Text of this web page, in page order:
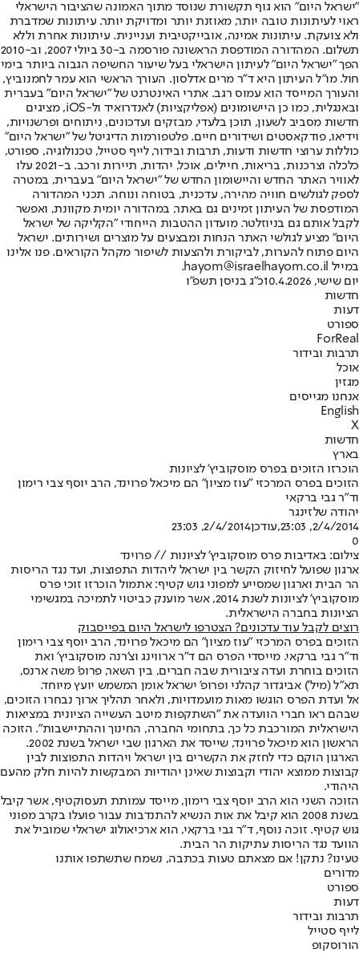
"ישראל היום" הוא גוף תקשורת שנוסד מתוך האמונה שהציבור הישראלי
ראוי לעיתונות טובה יותר, מאוזנת יותר ומדויקת יותר. עיתונות שמדברת
ולא צועקת. עיתונות אמינה, אובייקטיבית ועניינית. עיתונות אחרת וללא
תשלום. המהדורה המודפסת הראשונה פורסמה ב-30 ביולי 2007, וב-2010
הפך "ישראל היום" לעיתון הישראלי בעל שיעור החשיפה הגבוה ביותר בימי
חול. מו"ל העיתון היא ד"ר מרים אדלסון. העורך הראשי הוא עמר לחמנוביץ,
והעורך המייסד הוא עמוס רגב. אתרי האינטרנט של "ישראל היום" בעברית
ובאנגלית, כמו כן היישומונים (אפליקציות) לאנדרואיד ול-iOS, מציגים
חדשות מסביב לשעון, תוכן בלעדי, מבזקים ועדכונים, ניתוחים ופרשנויות,
וידיאו, פודקאסטים ושידורים חיים. פלטפורמות הדיגיטל של "ישראל היום"
כוללות ערוצי חדשות ודעות, תרבות ובידור, לייף סטייל, טכנולוגיה, ספורט,
כלכלה וצרכנות, בריאות, חיילים, אוכל, יהדות, תיירות ורכב. ב-2021 עלו
לאוויר האתר החדש והיישומון החדש של "ישראל היום" בעברית, במטרה
לספק לגולשים חוויה מהירה, עדכנית, בטוחה ונוחה. תכני המהדורה
המודפסת של העיתון זמינים גם באתר, במהדורה יומית מקוונת, ואפשר
לקבל אותם גם בניוזלטר. מועדון ההטבות הייחודי "הקליקה של ישראל
היום" מציע לגולשי האתר הנחות ומבצעים על מוצרים ושירותים. ישראל
היום פתוח להערות, לביקורת ולהצעות לשיפור מקהל הקוראים. פנו אלינו
במייל hayom@israelhayom.co.il.
יום שישי, 10.4.2026
כ"ג בניסן תשפ"ו
חדשות
דעות
ספורט
ForReal
תרבות ובידור
אוכל
מגזין
אנחנו מגייסים
English
X
חדשות
בארץ
הוכרזו הזוכים בפרס מוסקוביץ' לציונות
הזוכים בפרס המרכזי "עוז מציון" הם מיכאל פרוינד, הרב יוסף צבי רימון
וד"ר גבי ברקאי
יהודה שלזינגר
2/4/2014, 23:03
,עודכן2/4/2014, 23:03
0
צילום: באדיבות פרס מוסקוביץ' לציונות // פרוינד
ארגון שפועל לחיזוק הקשר בין ישראל ליהדות התפוצות, ועד נגד הריסות
הר הבית וארגון שמסייע למפוני גוש קטיף: אתמול הוכרזו זוכי פרס
מוסקוביץ' לציונות לשנת 2014, אשר מוענק כביטוי לתמיכה במגשימי
הציונות בחברה הישראלית.
רוצים לקבל עוד עדכונים? הצטרפו לישראל היום בפייסבוק
הזוכים בפרס המרכזי "עוז מציון" הם מיכאל פרוינד, הרב יוסף צבי רימון
וד"ר גבי ברקאי. מייסדי הפרס הם ד"ר ארווינג וצ'רנה מוסקוביץ' ואת
הזוכים בוחרת ועדה ציבורית שבה חברים, בין השאר, פרופ' משה ארנס,
תא"ל (מיל') אביגדור קהלני ופרופ' ישראל אומן המשמש יועץ מיוחד.
אל ועדת הפרס הוגשו מאות מועמדויות, ולאחר תהליך ארוך נבחרו הזוכים,
שבהם ראו חברי הוועדה את "השתקפות מיטב העשייה הציונית במציאות
הישראלית המורכבת כל כך, בתחומי החברה, החינוך וההתיישבות". הזוכה
הראשון הוא מיכאל פרוינד, שייסד את הארגון שבי ישראל בשנת 2002.
הארגון הוקם כדי לחזק את הקשרים בין ישראל ויהדות התפוצות לבין
קבוצות ממוצא יהודי וקבוצות שאינן יהודיות המבקשות להיות חלק מהעם
היהודי.
הזוכה השני הוא הרב יוסף צבי רימון, מייסד עמותת תעסוקטיף, אשר קיבל
בשנת 2008 הוא קיבל את אות הנשיא להתנדבות עבור פועלו בקרב מפוני
גוש קטיף. זוכה נוסף, ד"ר גבי ברקאי, הוא ארכיאולוג ישראלי שמוביל את
הוועד נגד הריסות עתיקות הר הבית.
טעינו? נתקן! אם מצאתם טעות בכתבה, נשמח שתשתפו אותנו
מדורים
ספורט
דעות
תרבות ובידור
לייף סטייל
הורוסקופ